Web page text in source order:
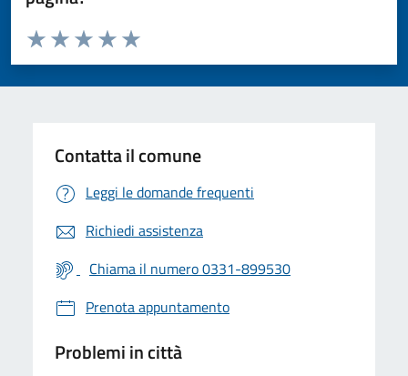
Valuta da 1 a 5 stelle la pagina
Valuta 5 stelle su 5
Valuta 4 stelle su 5
Valuta 3 stelle su 5
Valuta 2 stelle su 5
Valuta 1 stelle su 5
Contatta il comune
Leggi le domande frequenti
Richiedi assistenza
Chiama il numero 0331-899530
Prenota appuntamento
Problemi in città